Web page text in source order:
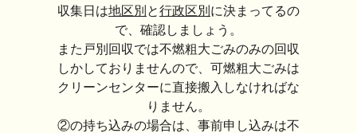
収集日は地区別 と行政区別 に決まってるの
で、確認しましょう。
また戸別回収では不燃粗大ごみのみの回収
しかしておりませんので、可燃粗大ごみは
クリーンセンターに直接搬入しなければな
りません。
②の持ち込みの場合は、事前申し込みは不